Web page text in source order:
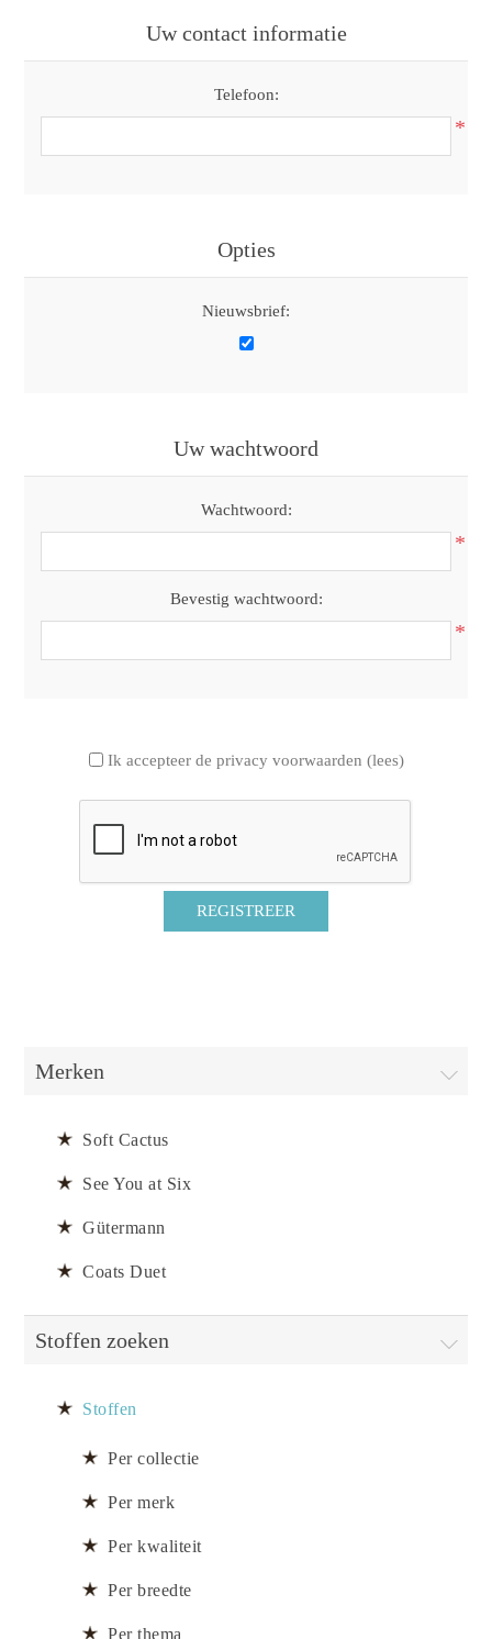
Uw contact informatie
Telefoon:
*
Opties
Nieuwsbrief:
Uw wachtwoord
Wachtwoord:
*
Bevestig wachtwoord:
*
Ik accepteer de privacy voorwaarden (lees)
Merken
Soft Cactus
See You at Six
Gütermann
Coats Duet
Stoffen zoeken
Stoffen
Per collectie
Per merk
Per kwaliteit
Per breedte
Per thema